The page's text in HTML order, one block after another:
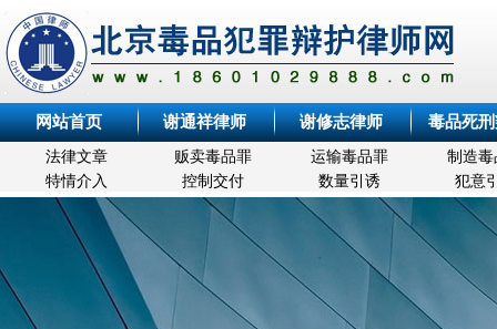
网站首页 谢通祥律师 谢修志律师 毒品死
法律文章 贩卖毒品罪 运输毒品罪
制造毒
特情介入
控制交付 数量引诱 犯意